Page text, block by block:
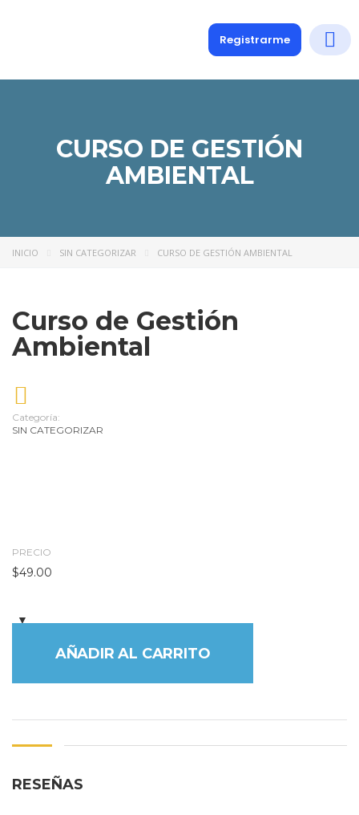
Registrarme
CURSO DE GESTIÓN
AMBIENTAL
INICIO SIN CATEGORIZAR CURSO DE GESTIÓN AMBIENTAL
Curso de Gestión
Ambiental
Categoría:
SIN CATEGORIZAR
PRECIO
$49.00
AÑADIR AL CARRITO
RESEÑAS